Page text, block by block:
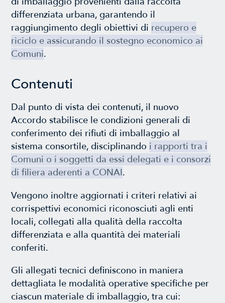
differenziata urbana, garantendo il
raggiungimento degli obiettivi di recupero e
riciclo e assicurando il sostegno economico ai
Comuni.
Contenuti
Dal punto di vista dei contenuti, il nuovo
Accordo stabilisce le condizioni generali di
conferimento dei rifiuti di imballaggio al
sistema consortile, disciplinando i rapporti tra i
Comuni o i soggetti da essi delegati e i consorzi
di filiera aderenti a CONAI.
Vengono inoltre aggiornati i criteri relativi ai
corrispettivi economici riconosciuti agli enti
locali, collegati alla qualità della raccolta
differenziata e alla quantità dei materiali
conferiti.
Gli allegati tecnici definiscono in maniera
dettagliata le modalità operative specifiche per
ciascun materiale di imballaggio, tra cui: